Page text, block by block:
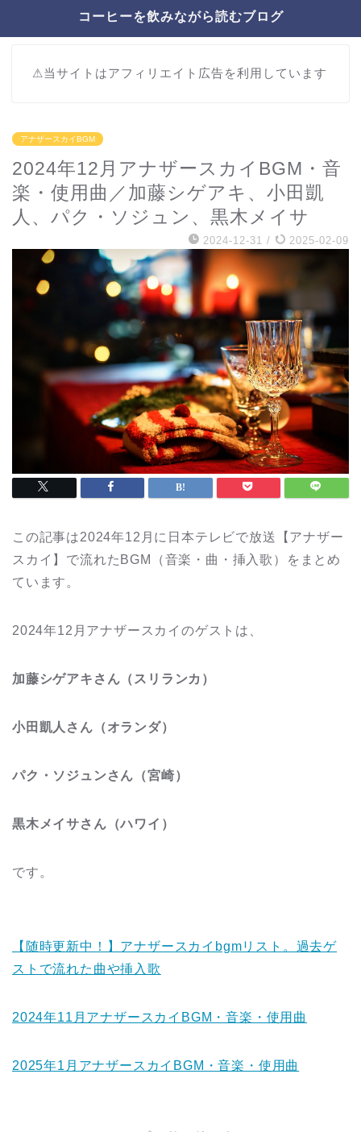
コーヒーを飲みながら読むブログ
⚠︎当サイトはアフィリエイト広告を利用しています
アナザースカイBGM
2024年12月アナザースカイBGM・音
楽・使用曲／加藤シゲアキ、小田凱
人、パク・ソジュン、黒木メイサ
2024-12-31 / 2025-02-09
この記事は2024年12月に日本テレビで放送【アナザー
スカイ】で流れたBGM（音楽・曲・挿入歌）をまとめ
ています。
2024年12月アナザースカイのゲストは、
加藤シゲアキさん（スリランカ）
小田凱人さん（オランダ）
パク・ソジュンさん（宮崎）
黒木メイサさん（ハワイ）
です。
【随時更新中！】アナザースカイbgmリスト。過去ゲ
ストで流れた曲や挿入歌
2024年11月アナザースカイBGM・音楽・使用曲
2025年1月アナザースカイBGM・音楽・使用曲